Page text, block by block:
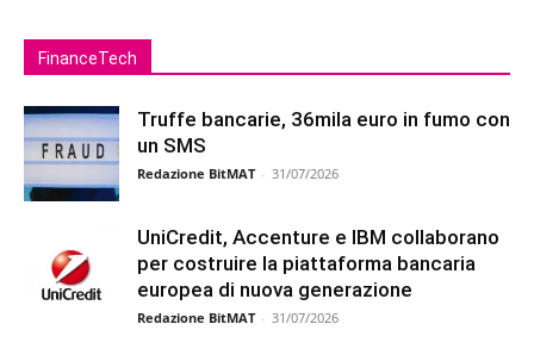
FinanceTech
Truffe bancarie, 36mila euro in fumo con
un SMS
Redazione BitMAT - 31/07/2026
UniCredit, Accenture e IBM collaborano
per costruire la piattaforma bancaria
europea di nuova generazione
Redazione BitMAT - 31/07/2026